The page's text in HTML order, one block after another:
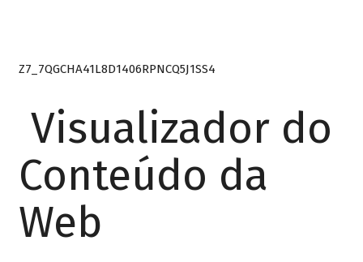
Z7_7QGCHA41L8D1406RPNCQ5J1SS4
Visualizador do
Conteúdo da
Web